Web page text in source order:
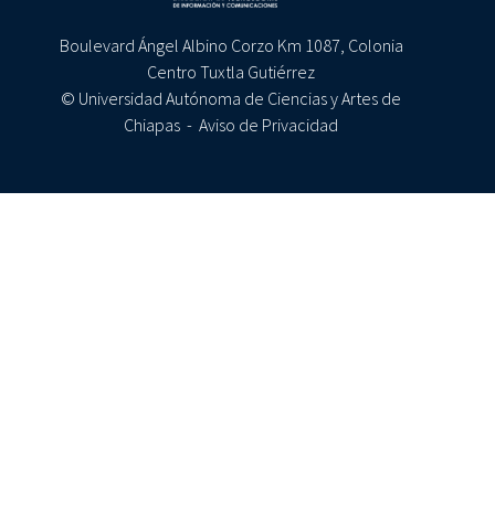
Boulevard Ángel Albino Corzo Km 1087, Colonia
Centro Tuxtla Gutiérrez
© Universidad Autónoma de Ciencias y Artes de
Chiapas - Aviso de Privacidad